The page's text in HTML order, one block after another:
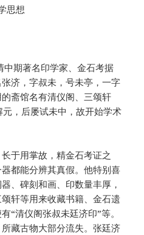
思想
期著名印学家、金石考据
济，字叔未，号未亭，一字
斋馆名有清仪阁、三颂轩
，后屡试未中，故开始学术
于用掌故，精金石考证之
都能分辨其真假。他特别喜
、碑刻和画、印数量丰厚，
轩等用来收藏书籍、金石遗
“清仪阁张叔未廷济印”等。
藏古物大部分流失。张廷济